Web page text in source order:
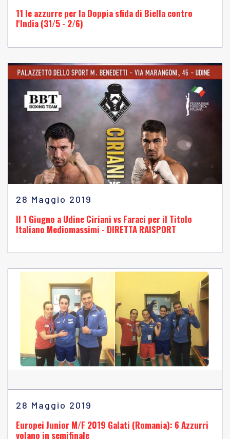
11 le azzurre per la Doppia sfida di Biella contro
l'India (31/5 - 2/6)
28 Maggio 2019
Il 1 Giugno a Udine Ciriani vs Faraci per il Titolo
Italiano Mediomassimi - DIRETTA RAISPORT
28 Maggio 2019
Europei Junior M/F 2019 Galati (Romania): 6 Azzurri
volano in semifinale